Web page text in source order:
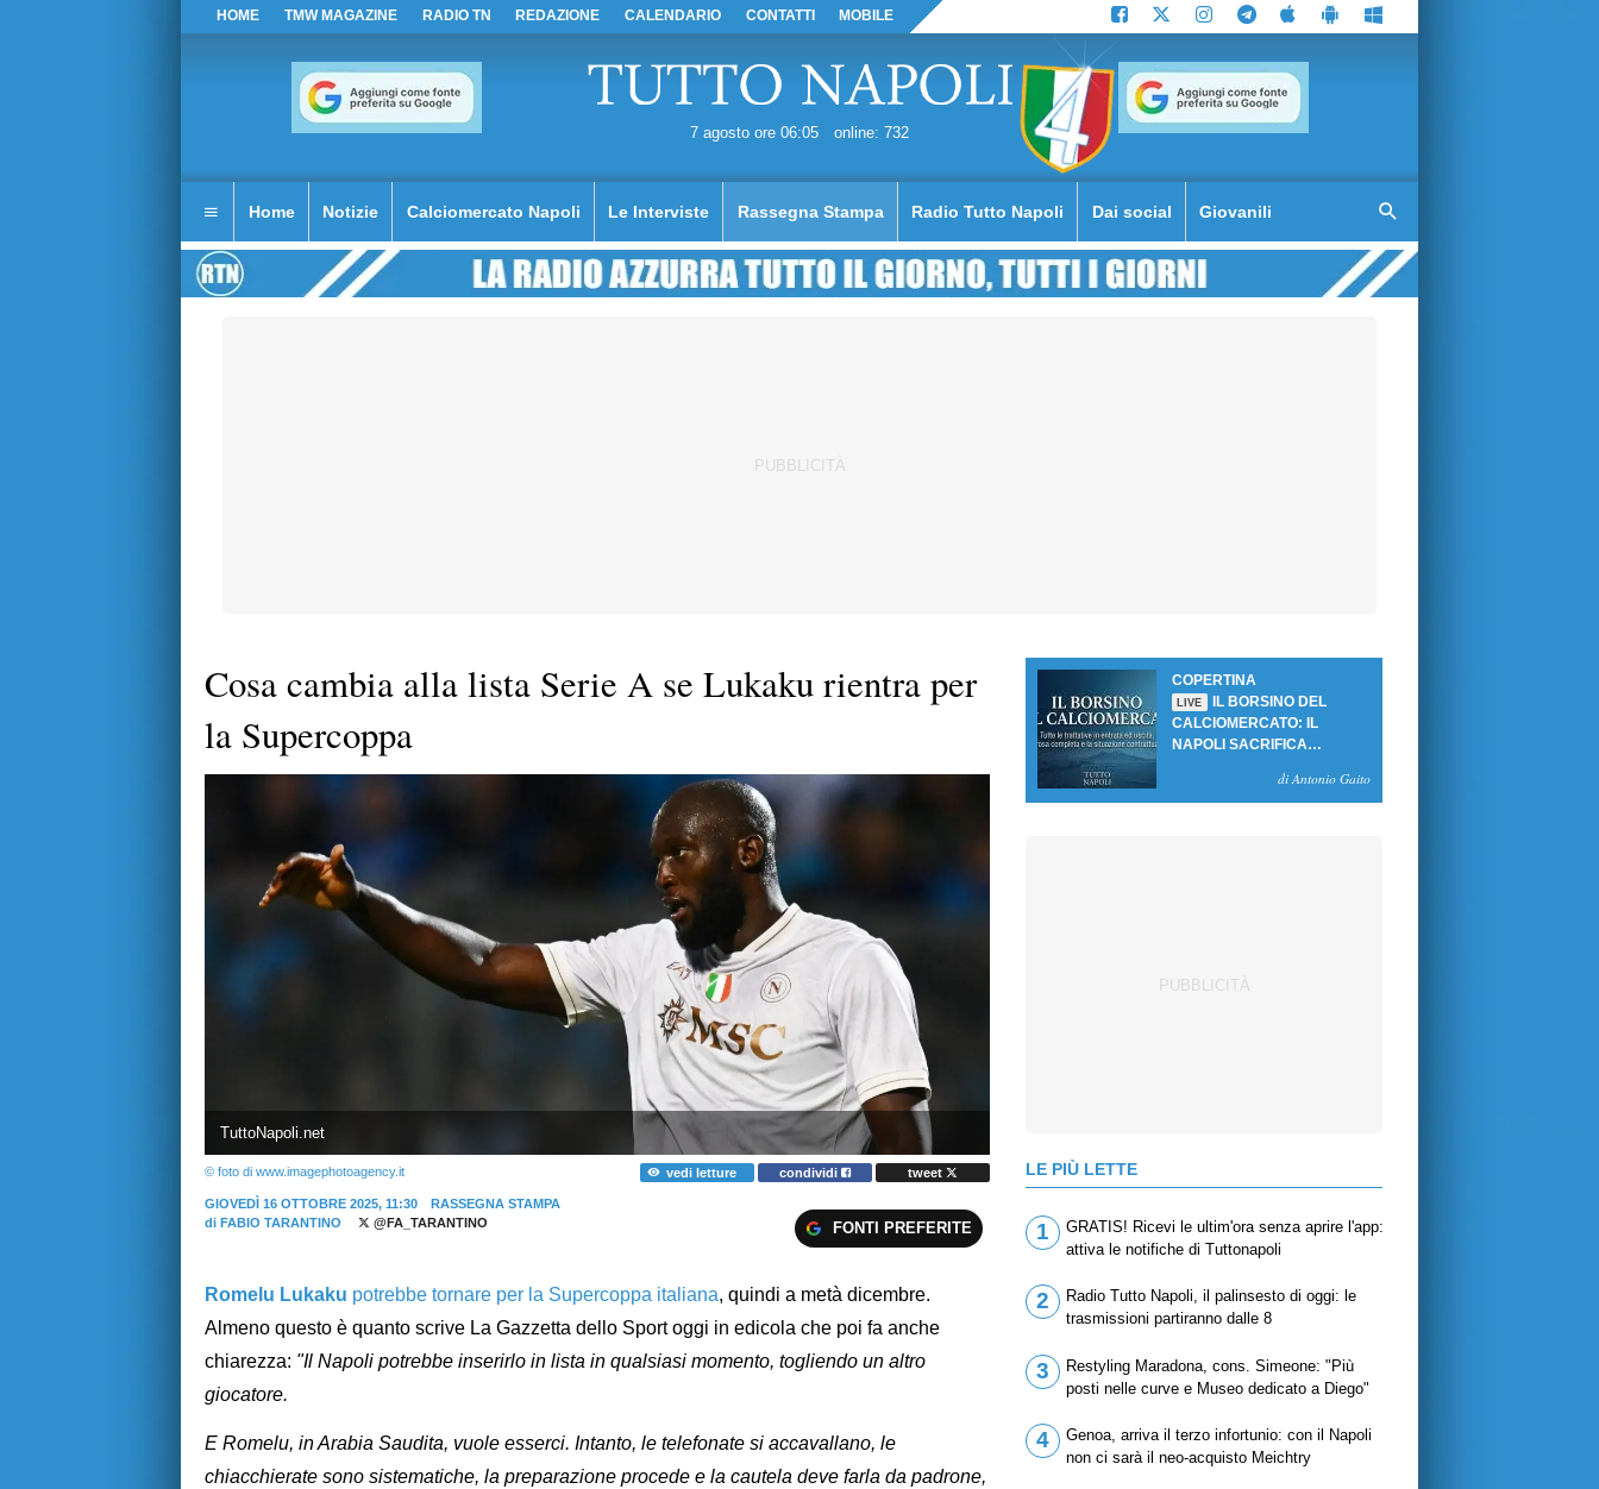
HOME TMW MAGAZINE RADIO TN REDAZIONE CALENDARIO CONTATTI MOBILE
7 agosto ore 06:05 online: 732
Home Notizie Calciomercato Napoli Le Interviste Rassegna Stampa Radio Tutto Napoli Dai social Giovanili
Cosa cambia alla lista Serie A se Lukaku rientra per
la Supercoppa
TuttoNapoli.net
© foto di www.imagephotoagency.it vedi letture condividi tweet
GIOVEDÌ 16 OTTOBRE 2025, 11:30
RASSEGNA STAMPA
di FABIO TARANTINO @FA_TARANTINO FONTI PREFERITE
Romelu Lukaku potrebbe tornare per la Supercoppa italiana, quindi a metà dicembre.
Almeno questo è quanto scrive La Gazzetta dello Sport oggi in edicola che poi fa anche
chiarezza: "Il Napoli potrebbe inserirlo in lista in qualsiasi momento, togliendo un altro
giocatore.
E Romelu, in Arabia Saudita, vuole esserci. Intanto, le telefonate si accavallano, le
chiacchierate sono sistematiche, la preparazione procede e la cautela deve farla da padrone,
COPERTINA
LIVE
IL BORSINO DEL
CALCIOMERCATO: IL
NAPOLI SACRIFICA
SBLOCCANO ARRIVIdi Antonio Gaito
LE PIÙ LETTE
1
GRATIS! Ricevi le ultim'ora senza aprire l'app:
attiva le notifiche di Tuttonapoli
2
Radio Tutto Napoli, il palinsesto di oggi: le
trasmissioni partiranno dalle 8
3
Restyling Maradona, cons. Simeone: "Più
posti nelle curve e Museo dedicato a Diego"
4
Genoa, arriva il terzo infortunio: con il Napoli
non ci sarà il neo-acquisto Meichtry